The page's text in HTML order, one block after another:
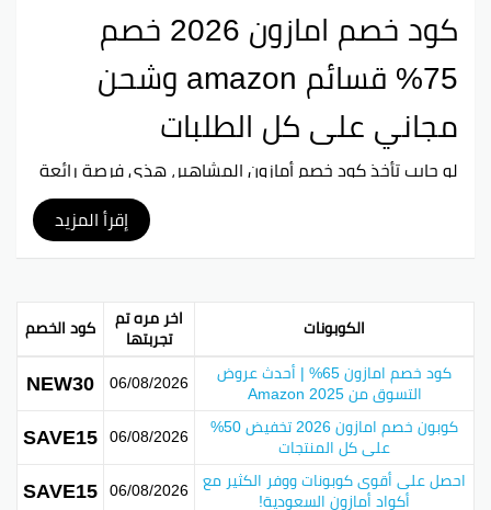
إقرأ المزيد
كود خصم امازون 2026 خصم
75% قسائم amazon وشحن
مجاني على كل الطلبات
لو حابب تأخذ كود خصم أمازون المشاهير، هذي فرصة رائعة
تقدملك تسوق مميز وبأسعار أقل، بحيث تقدر تشتري
المنتجات اللي تبيها بأسعار مخفضة بشكل كبير.
إذا كنت تدور على ملابس، أحذية، إلكترونيات، أدوات منزلية أو
على أحسن العروض بكل سهولة. لا تفوت عليك فرصة توفير
المال، استخدم كود الخصم الحصري للمشاهير على أمازون
وعيش تجربة تسوق فريدة بأسعار مغرية.
سبع كودات خصم أمازون لعام 2026
كود خصم أمازون 2026 خيار مثالي للناس اللي يدورون على
توفير عند التسوق من أمازون.
الكوبونات اخر مره تم
تجربتها
كود الخصم
كود خصم امازون 65% | أحدث عروض
التسوق من Amazon 2025 06/08/2026
NEW30
كوبون خصم امازون 2026 تخفيض 50%
على كل المنتجات 06/08/2026
SAVE15
احصل على أقوى كوبونات ووفر الكثير مع
أكواد أمازون السعودية! 06/08/2026
SAVE15